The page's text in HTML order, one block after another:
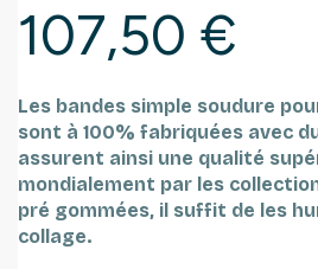
107,50 €
Les bandes simple soudure
sont à 100% fabriquées avec
assurent ainsi une qualité
mondialement par les
pré gommées, il suffit de les
collage.